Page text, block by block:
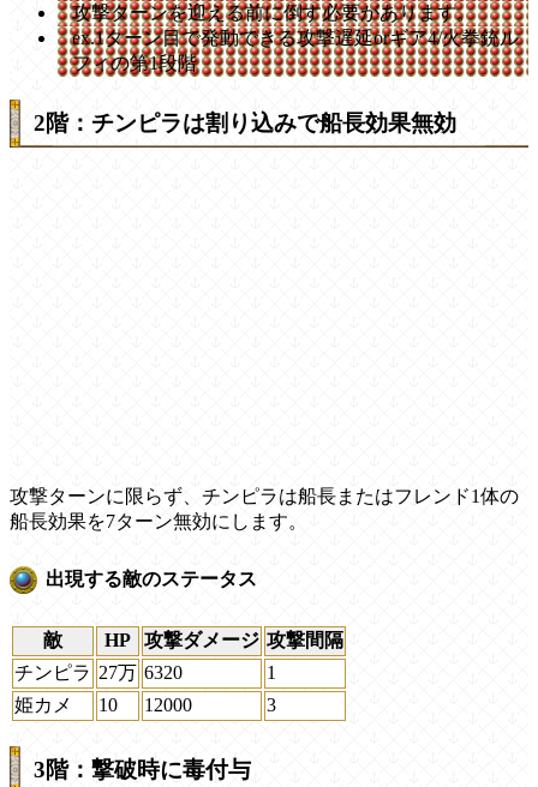
攻撃ターンを迎える前に倒す必要があります。
ex.1ターン目で発動できる攻撃遅延orギア4/火拳銃ル
フィの第1段階
2階：チンピラは割り込みで船長効果無効
攻撃ターンに限らず、チンピラは船長またはフレンド1体の
船長効果を7ターン無効にします。
出現する敵のステータス
敵 HP 攻撃ダメージ 攻撃間隔
チンピラ 27万 6320
1
姫カメ
10 12000 3
3階：撃破時に毒付与